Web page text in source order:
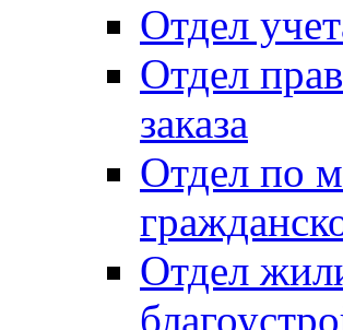
Отдел
Отдел
заказа
Отдел по
Отдел